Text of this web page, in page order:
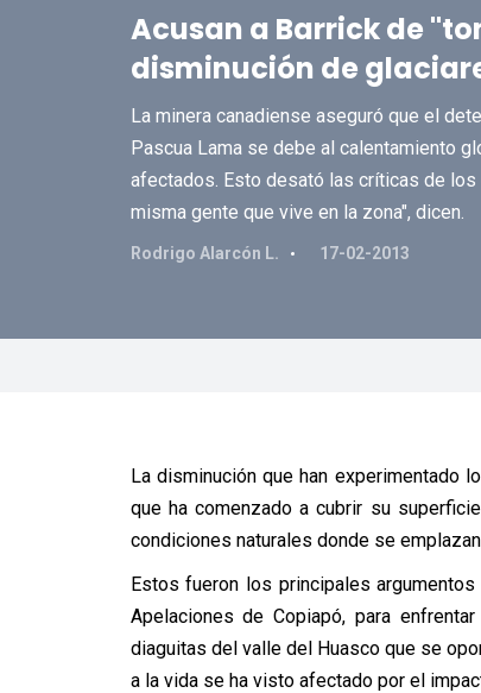
Acusan a Barrick de
disminución de
La minera canadiense aseguró que el
Pascua Lama se debe al calentamiento
afectados. Esto desató las críticas de los
misma gente que vive en la zona", dicen.
Rodrigo Alarcón L. 17-02-2013
La disminución que han experimentado
que ha comenzado a cubrir su
condiciones naturales donde se
Estos fueron los principales
Apelaciones de Copiapó, para
diaguitas del valle del Huasco que se
a la vida se ha visto afectado por el